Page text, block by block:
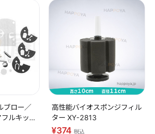
ブロー／
ルキット
高性能バイオスポンジフィル
ター XY-2813
¥374税込